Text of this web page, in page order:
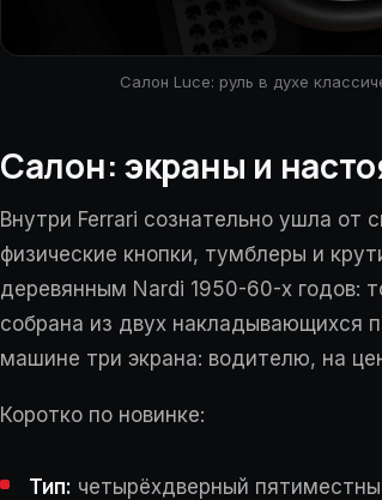
Салон Luce: руль в духе
Салон: экраны и
Внутри Ferrari сознательно ушла от
физические кнопки, тумблеры и
деревянным Nardi 1950-60-х годов:
собрана из двух накладывающихся
машине три экрана: водителю, на
Коротко по новинке:
Тип: четырёхдверный